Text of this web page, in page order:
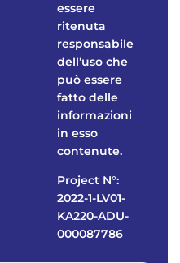
essere
ritenuta
responsabile
dell’uso che
può essere
fatto delle
informazioni
in esso
contenute.
Project N°:
2022-1-LV01-
KA220-ADU-
000087786